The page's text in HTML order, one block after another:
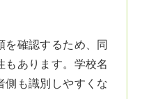
確認するため、同
もあります。学校名
側も識別しやすくな